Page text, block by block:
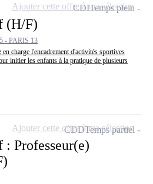
(H/F)
- PARIS 13
charge l'encadrement d'activités sportives
initier les enfants à la pratique de plusieurs
CDITemps plein
Ajouter cette offre à ma sélection
Professeur(e)
CDDTemps partiel
Ajouter cette offre à ma sélection